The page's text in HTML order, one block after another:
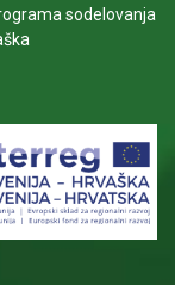
sodelovanja